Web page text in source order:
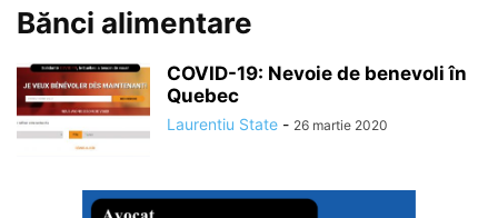
Bănci alimentare
COVID-19: Nevoie de benevoli în
Quebec
Laurentiu State - 26 martie 2020